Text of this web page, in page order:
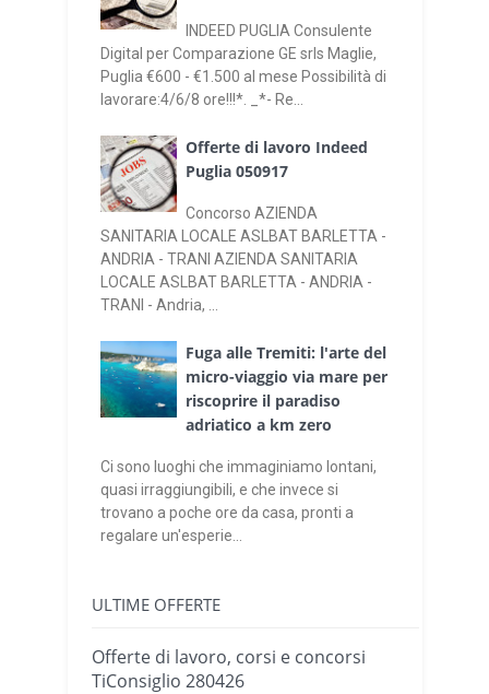
INDEED PUGLIA Consulente
Digital per Comparazione GE srls Maglie,
Puglia €600 - €1.500 al mese Possibilità di
lavorare:4/6/8 ore!!!*. _*- Re...
Offerte di lavoro Indeed
Puglia 050917
Concorso AZIENDA
SANITARIA LOCALE ASLBAT BARLETTA -
ANDRIA - TRANI AZIENDA SANITARIA
LOCALE ASLBAT BARLETTA - ANDRIA -
TRANI - Andria, ...
Fuga alle Tremiti: l'arte del
micro-viaggio via mare per
riscoprire il paradiso
adriatico a km zero
Ci sono luoghi che immaginiamo lontani,
quasi irraggiungibili, e che invece si
trovano a poche ore da casa, pronti a
regalare un'esperie...
ULTIME OFFERTE
Offerte di lavoro, corsi e concorsi
TiConsiglio 280426